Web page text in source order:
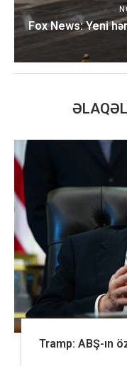
Fox News: Yeni
Tramp: ABŞ-ın